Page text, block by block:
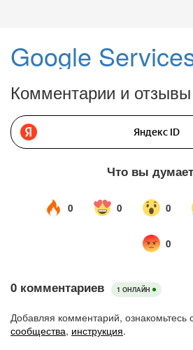
Комментарии и отзывы